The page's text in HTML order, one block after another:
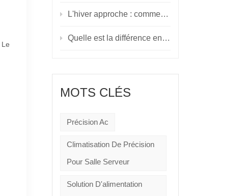
L'hiver approche : comment gérer la température et l'humidité du centre de données tout au long de l'année
Quelle est la différence entre un onduleur modulaire et un onduleur normal ?
MOTS CLÉS
Précision Ac
Climatisation De Précision
Pour Salle Serveur
Solution D'alimentation
Le